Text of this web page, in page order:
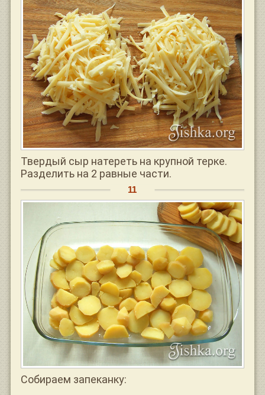
Твердый сыр натереть на крупной терке.
Разделить на 2 равные части.
Собираем запеканку: